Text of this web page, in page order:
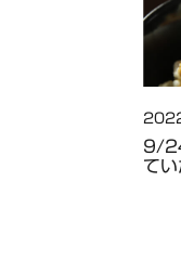
9/
てい